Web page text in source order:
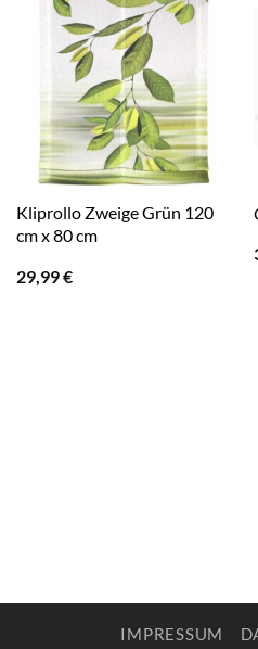
Kliprollo Zweige Grün 120
cm x 80 cm
29,99€
IMPRESSUM